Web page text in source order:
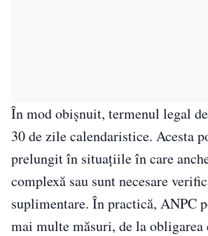
În mod obișnuit, termenul legal
30 de zile calendaristice. Acesta
prelungit în situațiile în care
complexă sau sunt necesare
suplimentare. În practică, ANPC
mai multe măsuri, de la